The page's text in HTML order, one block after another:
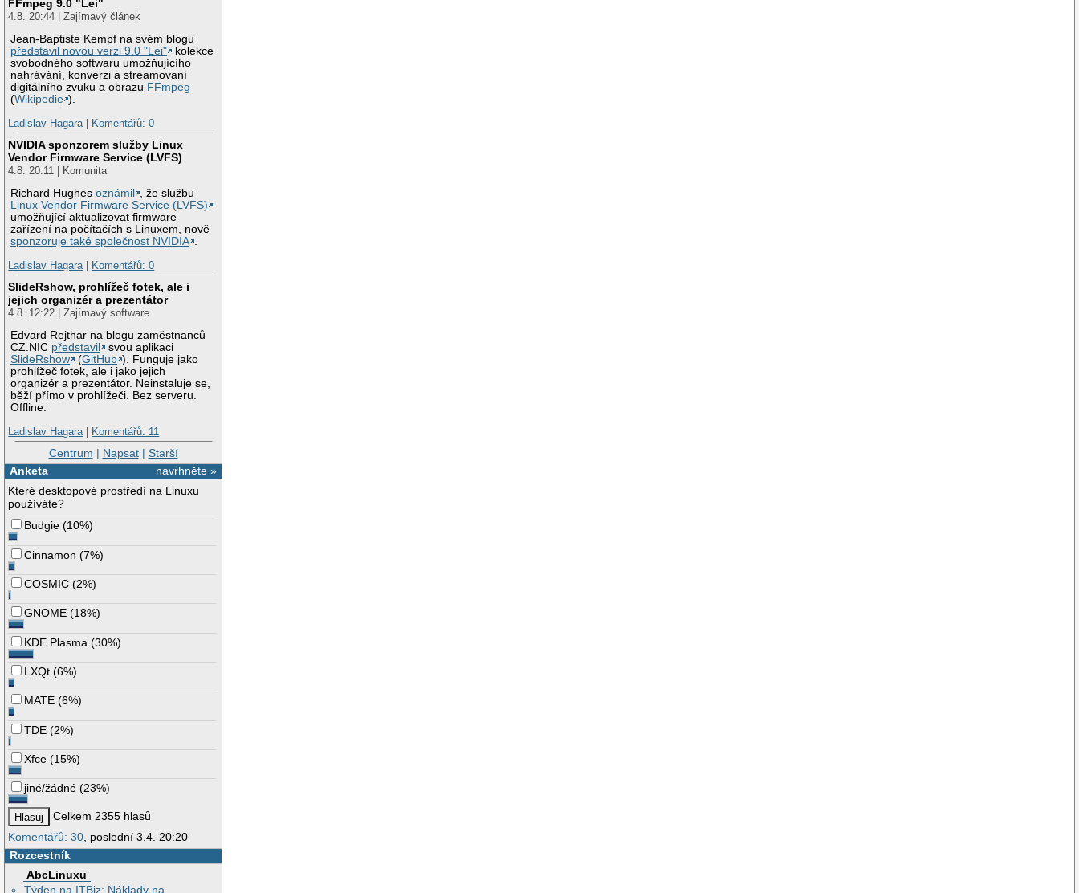
FFmpeg 9.0 "Lei"
4.8. 20:44 | Zajímavý článek
Jean-Baptiste Kempf na svém blogu
představil novou verzi 9.0 "Lei"
kolekce
svobodného softwaru umožňujícího
nahrávání, konverzi a streamovaní
digitálního zvuku a obrazu FFmpeg
(Wikipedie ).
Ladislav Hagara| Komentářů: 0
NVIDIA sponzorem služby Linux
Vendor Firmware Service (LVFS)
4.8. 20:11 | Komunita
Richard Hughesoznámil
, že službu
Linux Vendor Firmware Service (LVFS)
umožňující aktualizovat firmware
zařízení na počítačích s Linuxem, nově
sponzoruje také společnost NVIDIA .
Ladislav Hagara| Komentářů: 0
SlideRshow, prohlížeč fotek, ale i
jejich organizér a prezentátor
4.8. 12:22 | Zajímavý software
Edvard Rejthar na blogu zaměstnanců
CZ.NIC představil
svou aplikaci
SlideRshow
(GitHub ). Funguje jako
prohlížeč fotek, ale i jako jejich
organizér a prezentátor. Neinstaluje se,
běží přímo v prohlížeči. Bez serveru.
Offline.
Ladislav Hagara| Komentářů: 11
Centrum | Napsat| Starší
navrhněte »
Anketa
Které desktopové prostředí na Linuxu
používáte?
Budgie (10%)
Cinnamon (7%)
COSMIC (2%)
GNOME (18%)
KDE Plasma (30%)
LXQt (6%)
MATE (6%)
TDE (2%)
Xfce (15%)
jiné/žádné (23%)
Celkem 2355 hlasů
Komentářů: 30 , poslední 3.4. 20:20
Rozcestník
AbcLinuxu
Týden na ITBiz: Náklady na